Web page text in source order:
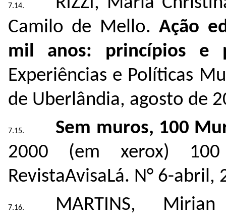
Camilo de Mello.Ação
mil anos: princípios e
Experiências e Políticas
de Uberlândia, agosto de
Sem muros, 100
2000 (em xerox)
RevistaAvisaLá. N° 6-abril,
MARTINS,